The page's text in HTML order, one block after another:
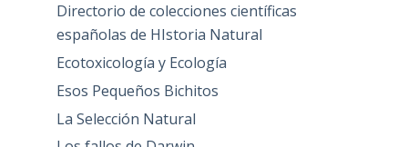
Directorio de colecciones científicas
españolas de HIstoria Natural
Ecotoxicología y Ecología
Esos Pequeños Bichitos
La Selección Natural